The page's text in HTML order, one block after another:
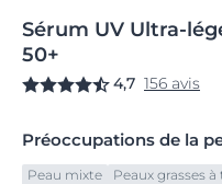
Sérum UV Ultra-
50+
4,7 156 avis
Préoccupations de la
Peau mixte Peaux grasses